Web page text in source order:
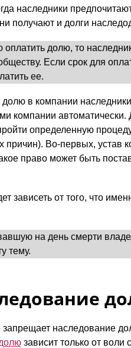
наследники
получают и долги
долю, то
Если срок для
ее.
в компании
компании
определенную
причин). Во-первых, устав
право может быть
зависеть от того, что
на день смерти
тему.
наследование
зависит только от